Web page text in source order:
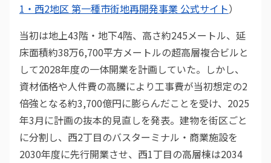
1・西2地区 第一種市街地再開発事業 公式サイト）
当初は地上43階・地下4階、高さ約245メートル、延
床面積約38万6,700平方メートルの超高層複合ビルと
して2028年度の一体開業を計画していた。しかし、
資材価格や人件費の高騰により工事費が当初想定の2
倍強となる約3,700億円に膨らんだことを受け、2025
年3月に計画の抜本的見直しを発表。建物を街区ごと
に分割し、西2丁目のバスターミナル・商業施設を
2030年度に先行開業させ、西1丁目の高層棟は2034